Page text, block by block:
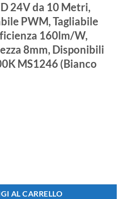
24V da 10 Metri,
PWM, Tagliabile
160lm/W,
8mm, Disponibili
MS1246 (Bianco
AL CARRELLO